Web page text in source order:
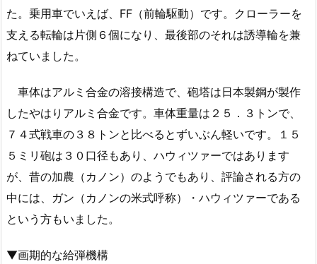
た。乗用車でいえば、FF（前輪駆動）です。クローラーを
支える転輪は片側６個になり、最後部のそれは誘導輪を兼
ねていました。
車体はアルミ合金の溶接構造で、砲塔は日本製鋼が製作
したやはりアルミ合金です。車体重量は２５．３トンで、
７４式戦車の３８トンと比べるとずいぶん軽いです。１５
５ミリ砲は３０口径もあり、ハウィツァーではあります
が、昔の加農（カノン）のようでもあり、評論される方の
中には、ガン（カノンの米式呼称）・ハウィツァーである
という方もいました。
▼画期的な給弾機構